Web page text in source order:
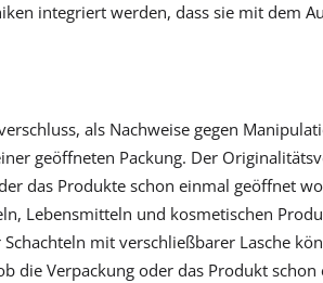
integriert werden, dass sie mit dem
als Nachweise gegen
geöffneten Packung. Der
das Produkte schon einmal geöffnet
Lebensmitteln und kosmetischen
mit verschließbarer Lasche
die Verpackung oder das Produkt